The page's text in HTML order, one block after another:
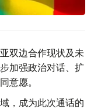
双边合作现状及未
加强政治对话、扩
意愿。
，成为此次通话的